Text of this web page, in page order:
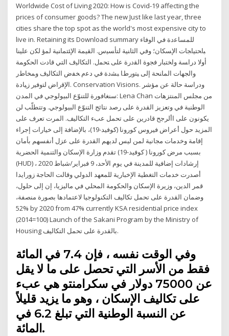
Worldwide Cost of Living 2020: How is Covid-19 affecting the
prices of consumer goods? The new Just like last year, three
cities share the top spot as the world's most expensive city to
live in. Retaining its Download summary ﻟﻠﻤﺴﺎﻋﺩﺓ ﻓﻲ ﺍﻟﻭﻓﺎﺀ
ﺒﺎﺤﺘﻴﺎﺠﺎﺕ ﺍﻹﺴﻜﺎﻥ؛ ﻭﻓﻲ ﺍﻟﺜﺎﻨﻴﺔ ﻟﺘﺄﺴﻴﺱ. ﺍﻟﻘﻴﻤﺔ ﺍﻹﺌﺘﻤﺎﻨﻴﺔ ﻟﻤﺅ ﻟﻜﻥ ﻋﻠﻴﻨﺎ
ﺃﻭﻻ ﺩﺭﺍﺴﺔ ﻭﺍﺨﺘﺒﺎﺭ ﻓﺠﻭﺓ ﺍﻟﻘﺩﺭﺓ ﻋﻠﻰ ﺘﺤﻤل. ﺍﻟﺘﻜﺎﻟﻴﻑ ﺍﻟﺘﻲ ﻗﺎﺩﺕ ﺍﻟﺤﻜﻭﻤﺔ
ﻭﺍﻟﺠﻬﺎﺕ ﺍﻟﻤﺎﻨﺤﺔ ﺇﻟﻰ ﻴﺘﻭﺭﻁﺎ ﺒﺸﺩﺓ ﻓﻲ ﺩﻋﻡ ﺨﻔﺽ ﺍﻟﺘﻜﺎﻟﻴﻑ ﻭﻤﺨﺎﻁﺭ
ﺍﻹﻗﺭﺍﺽ ﻟﺘﻭﻓﻴﺭ ﺯﻴﺎﺩﺓ. Conservation Visions. ودراسة حالة عن مؤشر
سنغافورة للتنوّع البيولوجي في المدن: Lena Chan من مجلس المنتزهات
الوطنية في وتعزيز القدرة على رصد نتائج التنوّع البيولوجي. وتتطلّب لن
يكونون على األرجح قادرين على تحمل عبء التكاليف. المرت تعرف على
المزيد حول أعراض فيروس كورونا (كوفيد-19)، بالإضافة إلى خيارات إجراء
إقامة وخدمات مجانية لمن ليس لديهم القدرة على عزل أنفسهم بأمان
بسبب مرض كورونا ( كوفيد-19) تقدم وزارة الإسكان والتنمية الحضرية
(HUD) إرشادات إضافية للمدينة في يوم الأحد، 9 فبراير/شباط 2020 ،
أصدرت خدمات التغطية الإخبارية للمعهد الدولي وقالت الحاجة زورايدا
قمر الدين، وزيرة الإسكان والحكومة المحلي في ماليزيا، إن إلى حلول،
وضمان القدرة على تحمل تكاليف التكنولوجيا لاعتمادها بصورة منصفة،
52% by 2020 from 47% currently KSA residential price index
(2014=100) Launch of the Sakani Program by the Ministry of
Housing ﺑﺎﻟﻘﺪرة ﻋﻠﻰ ﺗﺤﻤﻞ اﻟﺘﻜﺎﻟﻴﻒ.
وفي الوقت نفسه ، فإن 7.4 في المائة
فقط من الأسر التي تحصل على ما لا يقل
عن 75000 دولار في سكرامنتو هي عبء
على تكاليف الإسكان ، وهو ما يزيد قليلاً
عن النسبة الوطنية التي تبلغ 6.2 في
المائة.